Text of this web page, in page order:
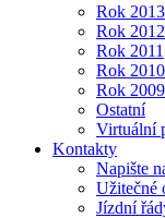
Rok 2013
Rok 2012
Rok 2011
Rok 2010
Rok 2009
Ostatní
Virtuální
Kontakty
Napište
Užitečné
Jízdní